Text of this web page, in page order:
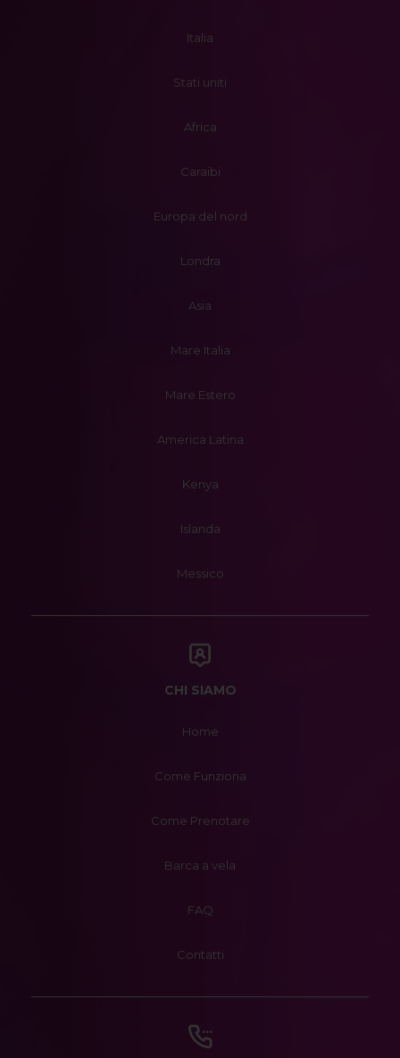
Italia
Stati uniti
Africa
Caraibi
Europa del nord
Londra
Asia
Mare Italia
Mare Estero
America Latina
Kenya
Islanda
Messico
CHI SIAMO
Home
Come Funziona
Come Prenotare
Barca a vela
FAQ
Contatti